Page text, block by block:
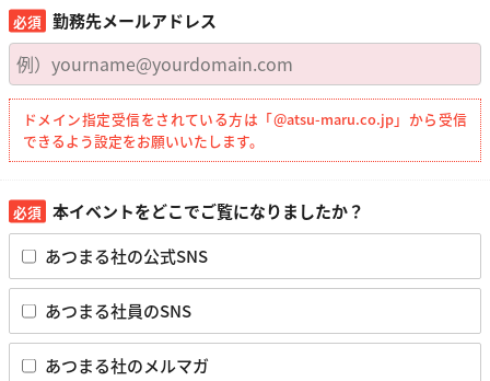
勤務先メールアドレス
ドメイン指定受信をされている方は「@atsu-maru.co.jp」から受信
できるよう設定をお願いいたします。
本イベントをどこでご覧になりましたか？
あつまる社の公式SNS
あつまる社員のSNS
あつまる社のメルマガ